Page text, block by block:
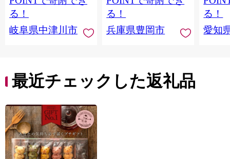
る！
岐阜県中津川市
お返し 冷凍 手作り 化
粧箱入り ギフト TAS
BAKE
る！
兵庫県豊岡市
る！
愛知
最近チェックした返礼品